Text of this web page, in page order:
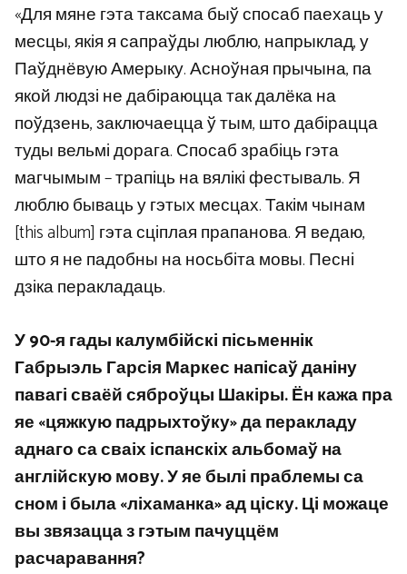
«Для мяне гэта таксама быў спосаб паехаць у
месцы, якія я сапраўды люблю, напрыклад, у
Паўднёвую Амерыку. Асноўная прычына, па
якой людзі не дабіраюцца так далёка на
поўдзень, заключаецца ў тым, што дабірацца
туды вельмі дорага. Спосаб зрабіць гэта
магчымым – трапіць на вялікі фестываль. Я
люблю бываць у гэтых месцах. Такім чынам
[this album] гэта сціплая прапанова. Я ведаю,
што я не падобны на носьбіта мовы. Песні
дзіка перакладаць.
У 90-я гады калумбійскі пісьменнік
Габрыэль Гарсія Маркес напісаў даніну
павагі сваёй сяброўцы Шакіры. Ён кажа пра
яе «цяжкую падрыхтоўку» да перакладу
аднаго са сваіх іспанскіх альбомаў на
англійскую мову. У яе былі праблемы са
сном і была «ліхаманка» ад ціску. Ці можаце
вы звязацца з гэтым пачуццём
расчаравання?